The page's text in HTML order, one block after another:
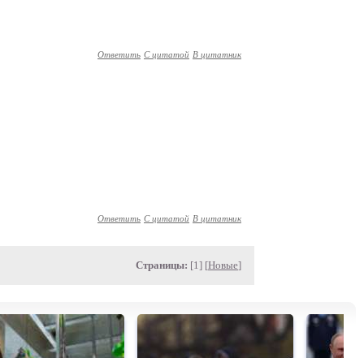
Ответить С цитатой В цитатник
Ответить С цитатой В цитатник
Страницы: [1] [Новые]